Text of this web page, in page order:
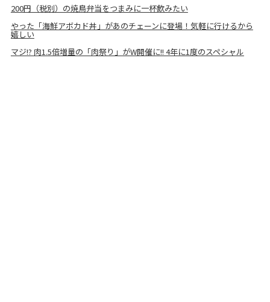
200円（税別）の焼鳥弁当をつまみに一杯飲みたい
やった「海鮮アボカド丼」があのチェーンに登場！気軽に行けるから
嬉しい
マジ!? 肉1.5倍増量の「肉祭り」がW開催に!! 4年に1度のスペシャル